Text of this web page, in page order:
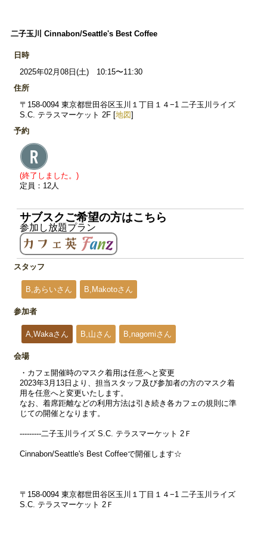
二子玉川 Cinnabon/Seattle's Best Coffee
日時
2025年02月08日(土) 10:15〜11:30
住所
〒158-0094 東京都世田谷区玉川１丁目１４−1 二子玉川ライズ
S.C. テラスマーケット 2F [地図]
予約
(終了しました。)
定員：12人
サブスクご希望の方はこちら
参加し放題プラン
スタッフ
B,あらいさん B,Makotoさん
参加者
A,Wakaさん B,山さん B,nagomiさん
会場
・カフェ開催時のマスク着用は任意へと変更
2023年3月13日より、担当スタッフ及び参加者の方のマスク着
用を任意へと変更いたします。
なお、着席距離などの利用方法は引き続き各カフェの規則に準
じての開催となります。
---------二子玉川ライズ S.C. テラスマーケット 2Ｆ
Cinnabon/Seattle's Best Coffeeで開催します☆
〒158-0094 東京都世田谷区玉川１丁目１４−1 二子玉川ライズ
S.C. テラスマーケット 2Ｆ